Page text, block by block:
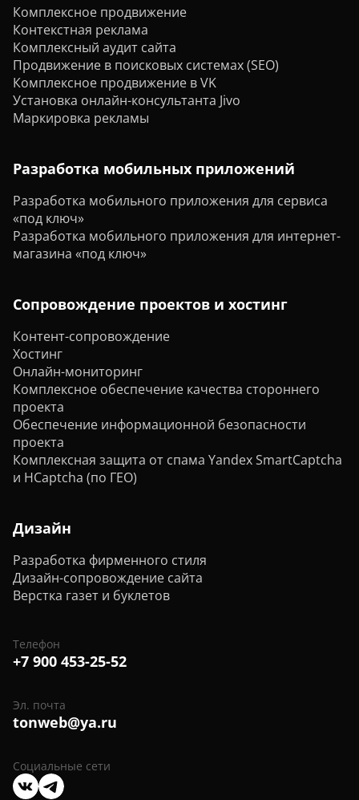
Комплексное продвижение
Контекстная реклама
Комплексный аудит сайта
Продвижение в поисковых системах (SEO)
Комплексное продвижение в VK
Установка онлайн-консультанта Jivo
Маркировка рекламы
Разработка мобильных приложений
Разработка мобильного приложения для сервиса
«под ключ»
Разработка мобильного приложения для интернет-
магазина «под ключ»
Сопровождение проектов и хостинг
Контент-сопровождение
Хостинг
Онлайн-мониторинг
Комплексное обеспечение качества стороннего
проекта
Обеспечение информационной безопасности
проекта
Комплексная защита от спама Yandex SmartCaptcha
и HCaptcha (по ГЕО)
Дизайн
Разработка фирменного стиля
Дизайн-сопровождение сайта
Верстка газет и буклетов
Телефон
+7 900 453-25-52
Эл. почта
tonweb@ya.ru
Социальные сети
Мы
в
Мы
в